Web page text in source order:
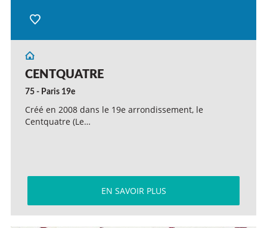
CENTQUATRE
75 - Paris 19e
Créé en 2008 dans le 19e arrondissement, le
Centquatre (Le…
EN SAVOIR PLUS